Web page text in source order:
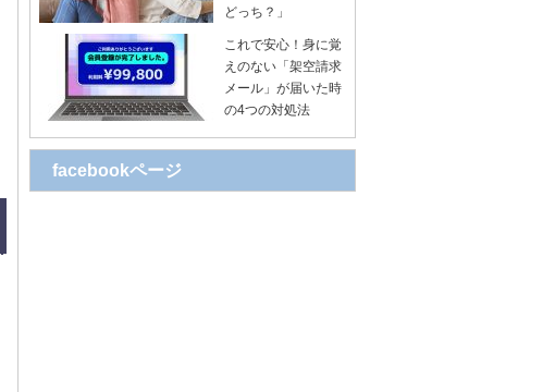
どっち？」
これで安心！身に覚
えのない「架空請求
メール」が届いた時
の4つの対処法
facebookページ